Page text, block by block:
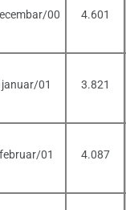
00 4.601
januar/01 3.821
februar/01 4.087